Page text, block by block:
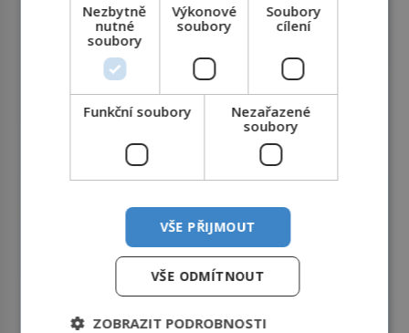
Nezbytně
nutné
soubory
Výkonové
soubory
Soubory
cílení
Funkční soubory
Nezařazené
soubory
VŠE PŘIJMOUT
VŠE ODMÍTNOUT
ZOBRAZIT PODROBNOSTI